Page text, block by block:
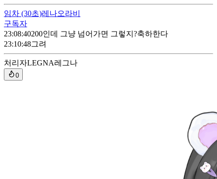
임차 (30초)레나오라비
구독자
23:08:40200인데 그냥 넘어가면 그렇지?축하한다
23:10:48그려
처리자LEGNA레그나
0